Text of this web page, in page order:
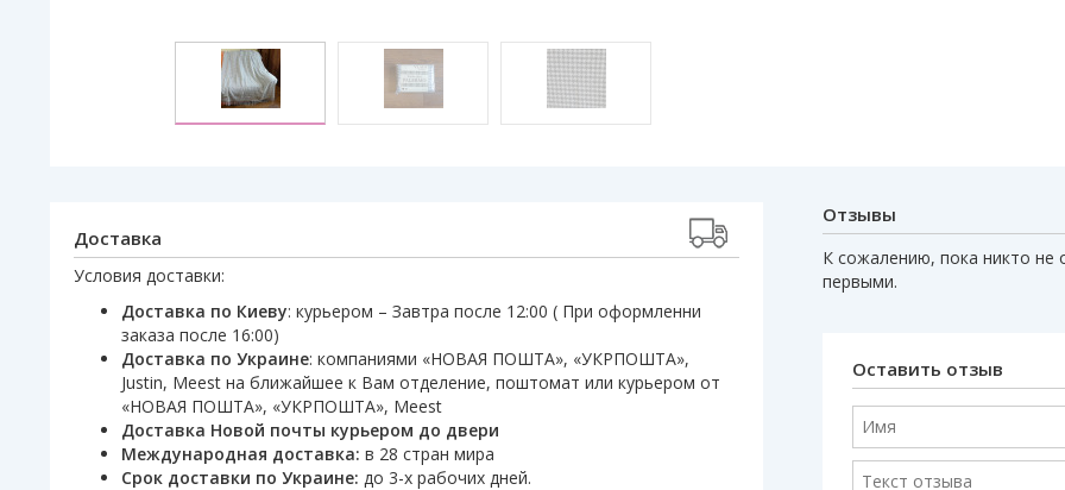
Доставка
Условия доставки:
Доставка по Киеву: курьером – Завтра после 12:00 ( При оформленни
заказа после 16:00)
Доставка по Украине: компаниями «НОВАЯ ПОШТА», «УКРПОШТА»,
Justin, Meest на ближайшее к Вам отделение, поштомат или курьером от
«НОВАЯ ПОШТА», «УКРПОШТА», Meest
Доставка Новой почты курьером до двери
Международная доставка: в 28 стран мира
Срок доставки по Украине: до 3-х рабочих дней.
Отзывы
К сожалению, пока никто не
первыми.
Оставить отзыв